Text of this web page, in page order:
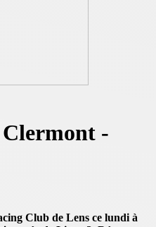
Clermont -
Club de Lens ce lundi à